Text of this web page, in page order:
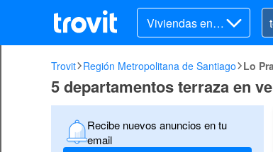
Viviendas en v
enta
Trovit Región Metropolitana de Santiago Lo
5 departamentos terraza en
Recibe nuevos anuncios en tu
email